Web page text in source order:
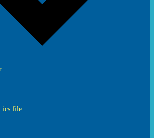
file